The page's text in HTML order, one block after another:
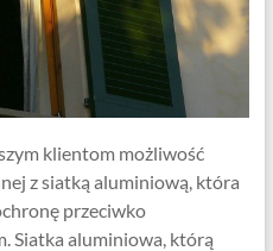
klientom możliwość
z siatką aluminiową, która
przeciwko
Siatka aluminiowa, którą